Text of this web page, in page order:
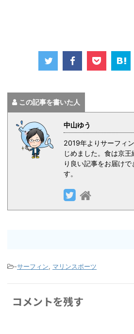
この記事を書いた人
中山ゆう
2019年よりサーフィ
じめました。食は京
り良い記事をお届け
す。
-サーフィン, マリンスポーツ
コメントを残す